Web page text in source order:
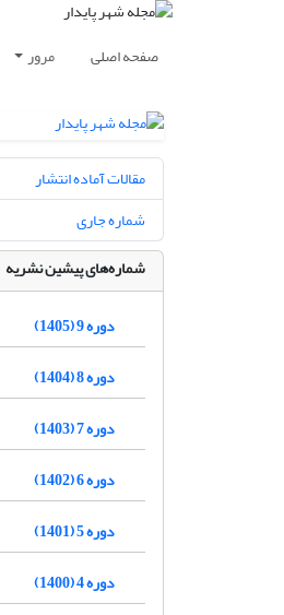
صفحه اصلی مرور
مقالات آماده انتشار
شماره جاری
شماره‌های پیشین نشریه
دوره 9 (1405)
دوره 8 (1404)
دوره 7 (1403)
دوره 6 (1402)
دوره 5 (1401)
دوره 4 (1400)